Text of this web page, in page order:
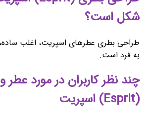
شکل است؟
طراحی بطری عطرهای اسپریت، اغلب
به فرد است.
چند نظر کاربران در مورد عطر
(Esprit) اسپریت